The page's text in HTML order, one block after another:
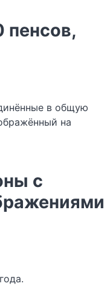
пенсов,
в общую
на
с